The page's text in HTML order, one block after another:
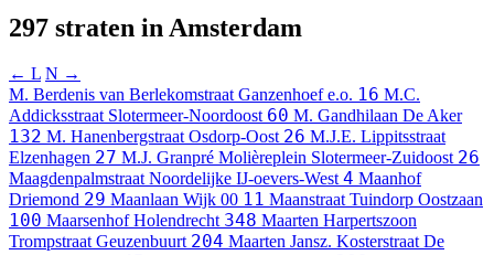
297 straten in Amsterdam
← L N →
M. Berdenis van Berlekomstraat Ganzenhoef e.o. 16 M.C.
Addicksstraat Slotermeer-Noordoost 60 M. Gandhilaan De Aker
132 M. Hanenbergstraat Osdorp-Oost 26 M.J.E. Lippitsstraat
Elzenhagen 27 M.J. Granpré Molièreplein Slotermeer-Zuidoost 26
Maagdenpalmstraat Noordelijke IJ-oevers-West 4 Maanhof
Driemond 29 Maanlaan Wijk 00 11 Maanstraat Tuindorp Oostzaan
100 Maarsenhof Holendrecht 348 Maarten Harpertszoon
Trompstraat Geuzenbuurt 204 Maarten Jansz. Kosterstraat De